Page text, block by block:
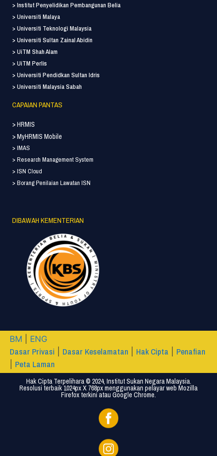
> Institut Penyelidikan Pembangunan Belia
> Universiti Malaya
> Universiti Teknologi Malaysia
> Universiti Sultan Zainal Abidin
> UiTM Shah Alam
> UiTM Perlis
> Universiti Pendidkan Sultan Idris
> Universiti Malaysia Sabah
CAPAIAN PANTAS
> HRMIS
> MyHRMIS Mobile
> IMAS
> Research Management System
> ISN Cloud
> Borang Penilaian Lawatan ISN
DIBAWAH KEMENTERIAN
BM ENG
Dasar Privasi Dasar Keselamatan Hak Cipta Penafian
Peta Laman
Hak Cipta Terpelihara © 2024, Institut Sukan Negara Malaysia.
Resolusi terbaik 1024px X 768px menggunakan pelayar web Mozilla
Firefox terkini atau Google Chrome.